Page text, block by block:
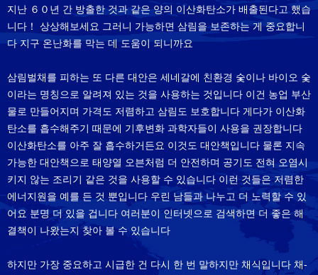
지난 ６０년 간 방출한 것과 같은 양의 이산화탄소가 배출된다고 했습
니다！ 상상해보세요 그러니 가능하면 삼림을 보존하는 게 중요합니
다 지구 온난화를 막는 데 도움이 되니까요
삼림벌채를 피하는 또 다른 대안은 세네갈에 친환경 숯이나 바이오 숯
이라는 명칭으로 알려져 있는 것을 사용하는 것입니다 이건 농업 부산
물로 만들어지며 가격도 저렴하고 삼림도 보호합니다 게다가 이산화
탄소를 흡수해주기 때문에 기후변화 과학자들이 사용을 권장합니다
이산화탄소를 아주 잘 흡수하거든요 이것도 대안책입니다 물론 지속
가능한 대안책으로 태양열 오븐처럼 더 안전하며 공기도 전혀 오염시
키지 않는 조리기 같은 것을 사용할 수 있습니다 이런 것들은 저렴한
에너지원을 예를 든 것 뿐입니다 우린 남들과 나누고 더 노력할 수 있
어요 분명 더 있을 겁니다 여러분이 인터넷으로 검색하면 더 좋은 해
결책이 나왔는지 찾아 볼 수 있습니다
하지만 가장 중요하고 시급한 건 다시 한 번 말하지만 채식입니다 채-